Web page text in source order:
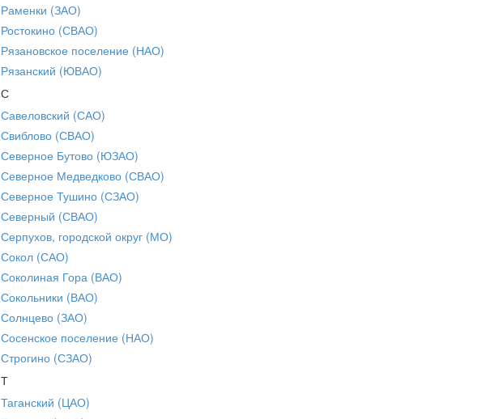
Раменки (ЗАО)
Ростокино (СВАО)
Рязановское поселение (НАО)
Рязанский (ЮВАО)
С
Савеловский (САО)
Свиблово (СВАО)
Северное Бутово (ЮЗАО)
Северное Медведково (СВАО)
Северное Тушино (СЗАО)
Северный (СВАО)
Серпухов, городской округ (МО)
Сокол (САО)
Соколиная Гора (ВАО)
Сокольники (ВАО)
Солнцево (ЗАО)
Сосенское поселение (НАО)
Строгино (СЗАО)
Т
Таганский (ЦАО)